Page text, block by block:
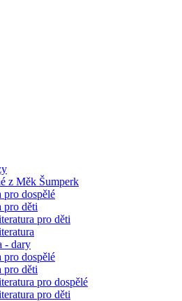
z Měk Šumperk
pro dospělé
pro děti
pro děti
- dary
pro dospělé
pro děti
pro dospělé
pro děti